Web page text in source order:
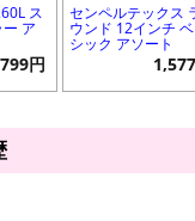
ス
ア
799円
センペルテックス
ウンド 12インチ
シック アソート